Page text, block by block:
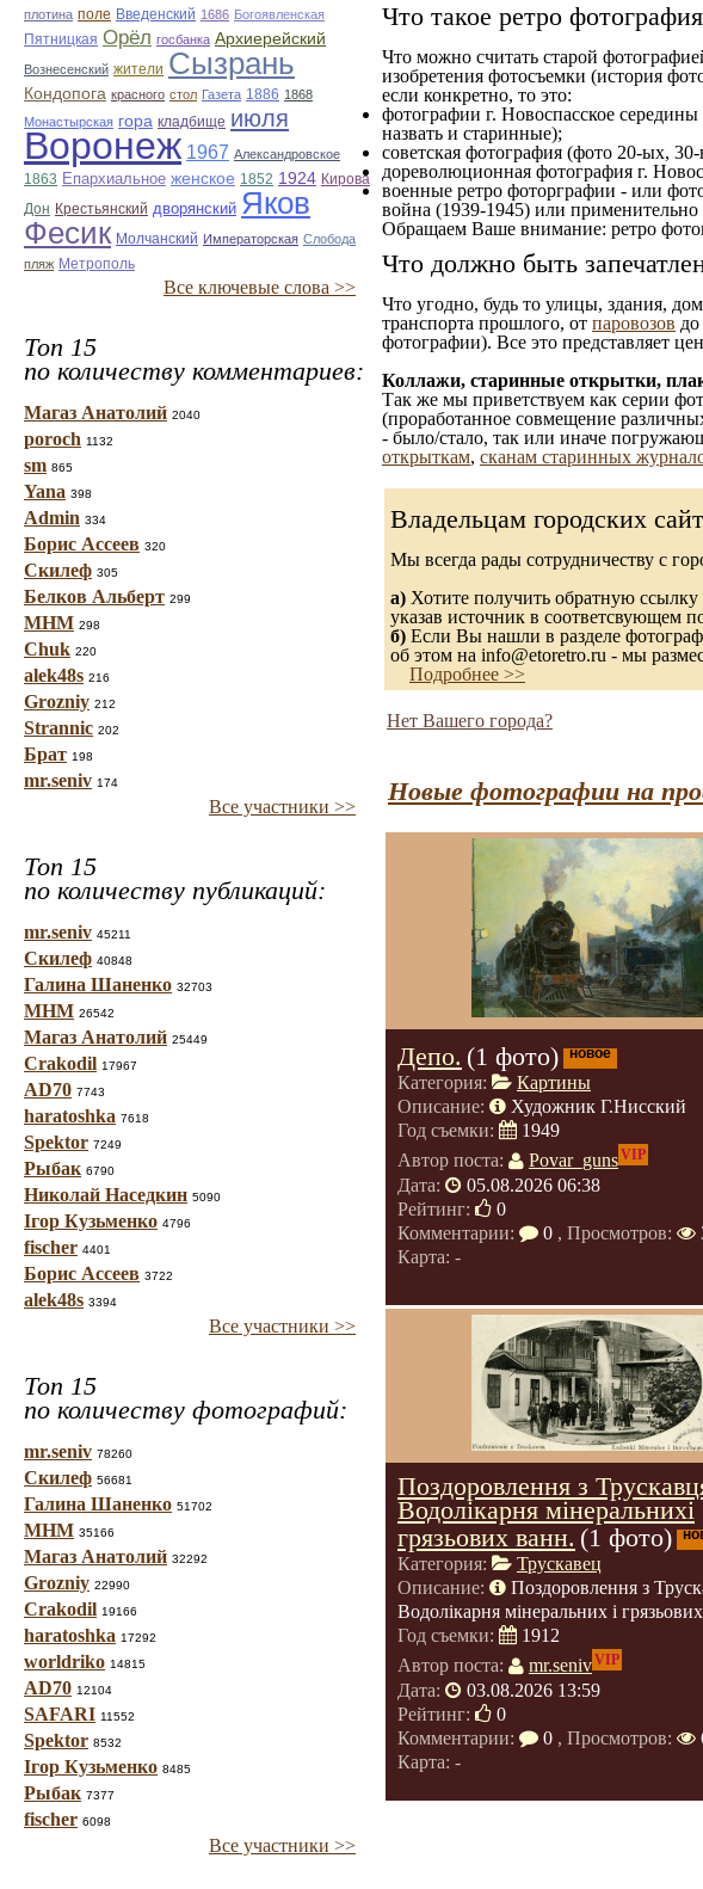
плотина поле Введенский 1686 Богоявленская
Пятницкая Орёл госбанка Архиерейский
Вознесенский жители Сызрань
Кондопога красного стол Газета 1886 1868
Монастырская гора кладбище июля
Воронеж 1967 Александровское
1863 Епархиальное женское 1852 1924 Кирова
Дон Крестьянский дворянский Яков
Фесик Молчанский Императорская Слобода
пляж Метрополь
Все ключевые слова >>
Топ 15
по количеству комментариев:
Магаз Анатолий 2040
poroch 1132
sm 865
Yana 398
Admin 334
Борис Ассеев 320
Скилеф 305
Белков Альберт 299
МНМ 298
Chuk 220
alek48s 216
Grozniy 212
Strannic 202
Брат 198
mr.seniv 174
Все участники >>
Топ 15
по количеству публикаций:
mr.seniv 45211
Скилеф 40848
Галина Шаненко 32703
МНМ 26542
Магаз Анатолий 25449
Crakodil 17967
AD70 7743
haratoshka 7618
Spektor 7249
Рыбак 6790
Николай Наседкин 5090
Ігор Кузьменко 4796
fischer 4401
Борис Ассеев 3722
alek48s 3394
Все участники >>
Топ 15
по количеству фотографий:
mr.seniv 78260
Скилеф 56681
Галина Шаненко 51702
МНМ 35166
Магаз Анатолий 32292
Grozniy 22990
Crakodil 19166
haratoshka 17292
worldriko 14815
AD70 12104
SAFARI 11552
Spektor 8532
Ігор Кузьменко 8485
Рыбак 7377
fischer 6098
Все участники >>
Что такое ретро
Что можно считать старой
изобретения фотосъемки (история
если конкретно, то это:
фотографии г. Новоспасское
назвать и старинные);
советская фотография (фото 20-ых,
дореволюционная фотография г.
военные ретро фоторграфии - или
война (1939-1945) или
Обращаем Ваше внимание: ретро
Что должно быть
Что угодно, будь то улицы, здания,
транспорта прошлого, от паровозов
фотографии). Все это представляет
Коллажи, старинные открытки,
Так же мы приветствуем как серии
(проработанное совмещение
- было/стало, так или иначе
открыткам, сканам старинных
Владельцам городских
Мы всегда рады сотрудничеству с
а) Хотите получить обратную ссылку
указав источник в соответсвующем
б) Если Вы нашли в разделе
об этом на info@etoretro.ru - мы
Подробнее >>
Нет Вашего города?
Новые фотографии на
Депо. (1 фото) новое
Категория:
Картины
Описание:
Художник Г.Нисский
Год съемки:
1949
Автор поста:
Povar_gunsVIP
Дата:
05.08.2026 06:38
Рейтинг:
0
Комментарии:
0 , Просмотров:
Карта: -
Поздоровлення з
Водолікарня мінеральнихі
грязьових ванн. (1 фото)
Категория:
Трускавец
Описание:
Поздоровлення з
Водолікарня мінеральних і
Год съемки:
1912
Автор поста:
mr.senivVIP
Дата:
03.08.2026 13:59
Рейтинг:
0
Комментарии:
0 , Просмотров:
Карта: -